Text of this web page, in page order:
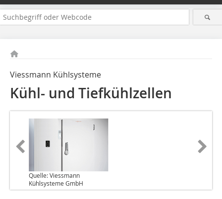
Viessmann Kühlsysteme
Kühl- und Tiefkühlzellen
Quelle: Viessmann
Kühlsysteme GmbH